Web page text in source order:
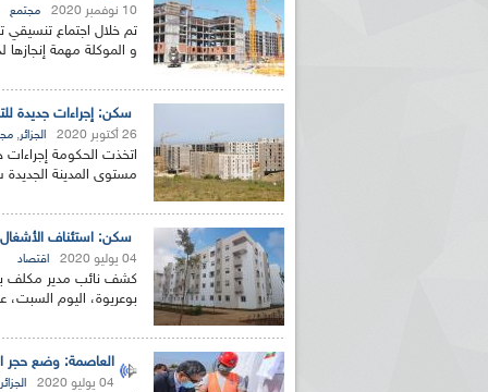
10 نوفمبر 2020 مجتمع
تم خلال اجتماع تنسيقي
و الموكلة مهمة إنجازها
سكن: إجراءات جديدة
26 أكتوبر 2020 الجزائر,
اتخذت الحكومة إجراءات
مستوى المدينة الجديدة
سكن: استئناف الأشغال بـ 11 ألف مشروع بعد رفع
04 يوليو 2020 اقتصاد
كشف نائب مدير مكلف
بوعريوة، اليوم السبت، عن إحصاء ما
العاصمة: وضع حجر الأساس لـ14 ألف مسكن
04 يوليو 2020 الجزائر